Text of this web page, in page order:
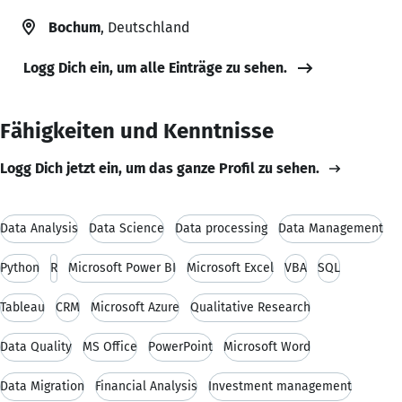
Bochum, Deutschland
Logg Dich ein, um alle Einträge zu sehen.
Fähigkeiten und Kenntnisse
Logg Dich jetzt ein, um das ganze Profil zu sehen.
Data Analysis Data Science Data processing Data Management
Python R Microsoft Power BI Microsoft Excel VBA SQL
Tableau CRM Microsoft Azure Qualitative Research
Data Quality MS Office PowerPoint Microsoft Word
Data Migration Financial Analysis Investment management